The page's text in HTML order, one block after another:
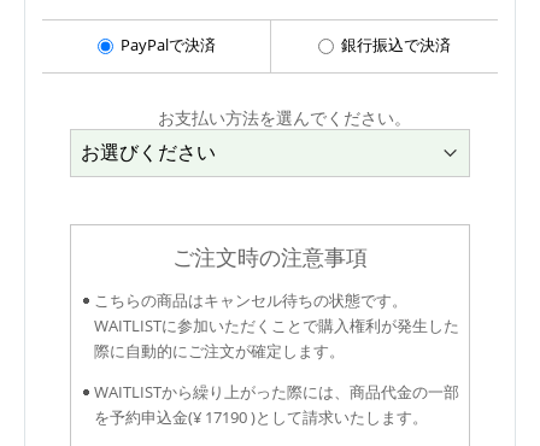
PayPalで決済 銀行振込で決済
お支払い方法を選んでください。
ご注文時の注意事項
こちらの商品はキャンセル待ちの状態です。
WAITLISTに参加いただくことで購入権利が発生した
際に自動的にご注文が確定します。
WAITLISTから繰り上がった際には、商品代金の一部
を予約申込金(¥ 17190 )として請求いたします。